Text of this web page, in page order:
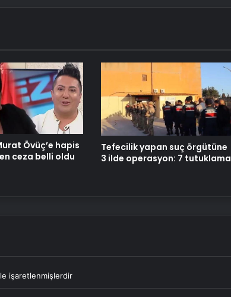
Övüç’e hapis
ceza belli oldu
Tefecilik yapan suç örgütüne
3 ilde operasyon: 7 tutuklama
işaretlenmişlerdir